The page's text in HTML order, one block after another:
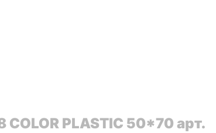
PLASTIC 50*70 арт.